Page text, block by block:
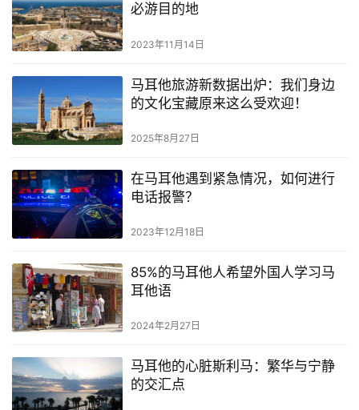
必游目的地
2023年11月14日
马耳他旅游新数据出炉：我们身边
的文化宝藏原来这么受欢迎！
2025年8月27日
在马耳他遇到紧急情况，如何进行
电话报警？
2023年12月18日
85%的马耳他人希望外国人学习马
耳他语
2024年2月27日
马耳他的心脏斯利马：繁华与宁静
的交汇点